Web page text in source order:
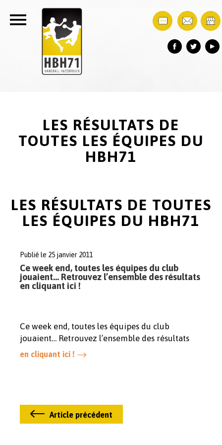
LES RÉSULTATS DE
TOUTES LES ÉQUIPES DU
HBH71
LES RÉSULTATS DE TOUTES
LES ÉQUIPES DU HBH71
Publié le 25 janvier 2011
Ce week end, toutes les équipes du club
jouaient… Retrouvez l’ensemble des résultats
en cliquant ici !
Ce week end, toutes les équipes du club
jouaient… Retrouvez l’ensemble des résultats
en cliquant ici !
Article précédent